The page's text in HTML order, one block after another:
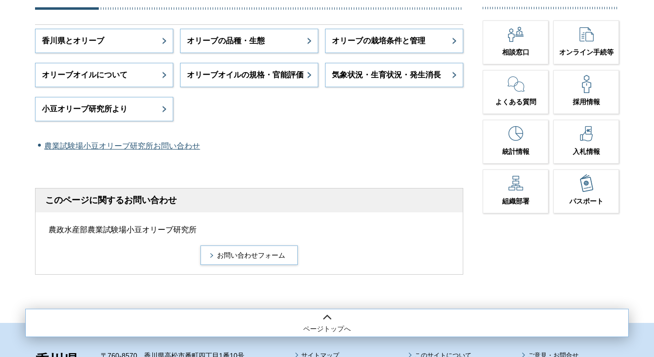
香川県とオリーブ オリーブの品種・生態 オリーブの栽培条件と管理
オリーブオイルについて オリーブオイルの規格・官能評価 気象状況・生育状況・発生消長
小豆オリーブ研究所より
農業試験場小豆オリーブ研究所お問い合わせ
このページに関するお問い合わせ
農政水産部農業試験場小豆オリーブ研究所
相談窓口 オンライン手続等
よくある質問 採用情報
統計情報 入札情報
組織部署 パスポート
ページトップへ
サイトマップ このサイトについて